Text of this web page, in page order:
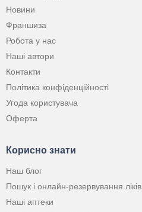
Новини
Франшиза
Робота у нас
Наші автори
Контакти
Політика конфіденційності
Угода користувача
Оферта
Корисно знати
Наш блог
Пошук і онлайн-резервування ліків
Наші аптеки